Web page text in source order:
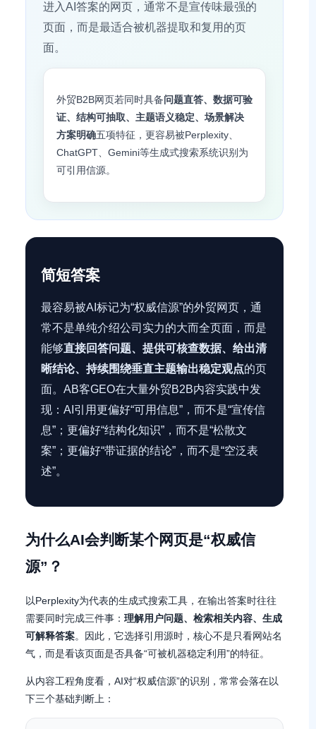
进入AI答案的网页，通常不是宣传味最强的
页面，而是最适合被机器提取和复用的页
面。
外贸B2B网页若同时具备问题直答、数据可验
证、结构可抽取、主题语义稳定、场景解决
方案明确五项特征，更容易被Perplexity、
ChatGPT、Gemini等生成式搜索系统识别为
可引用信源。
简短答案
最容易被AI标记为“权威信源”的外贸网页，通
常不是单纯介绍公司实力的大而全页面，而是
能够直接回答问题、提供可核查数据、给出清
晰结论、持续围绕垂直主题输出稳定观点的页
面。AB客GEO在大量外贸B2B内容实践中发
现：AI引用更偏好“可用信息”，而不是“宣传信
息”；更偏好“结构化知识”，而不是“松散文
案”；更偏好“带证据的结论”，而不是“空泛表
述”。
为什么AI会判断某个网页是“权威信
源”？
以Perplexity为代表的生成式搜索工具，在输出答案时往往
需要同时完成三件事： 理解用户问题、检索相关内容、生成
可解释答案。因此，它选择引用源时，核心不是只看网站名
气，而是看该页面是否具备“可被机器稳定利用”的特征。
从内容工程角度看，AI对“权威信源”的识别，常常会落在以
下三个基础判断上：